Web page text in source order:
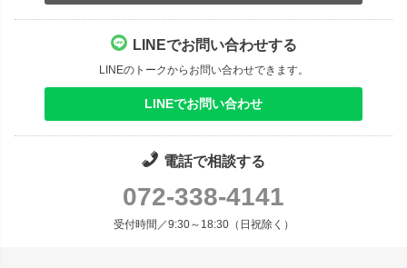
LINEでお問い合わせする
LINEのトークからお問い合わせできます。
LINEでお問い合わせ
電話で相談する
072-338-4141
受付時間／9:30～18:30（日祝除く）